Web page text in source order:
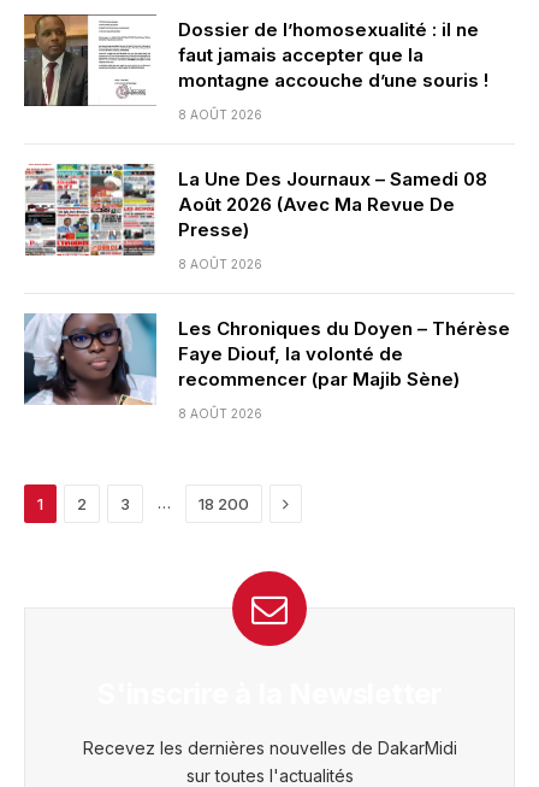
Dossier de l’homosexualité : il ne
faut jamais accepter que la
montagne accouche d’une souris !
8 AOÛT 2026
La Une Des Journaux – Samedi 08
Août 2026 (Avec Ma Revue De
Presse)
8 AOÛT 2026
Les Chroniques du Doyen – Thérèse
Faye Diouf, la volonté de
recommencer (par Majib Sène)
8 AOÛT 2026
1 2 3 … 18 200 Next
Recevez les dernières nouvelles de DakarMidi
sur toutes l'actualités